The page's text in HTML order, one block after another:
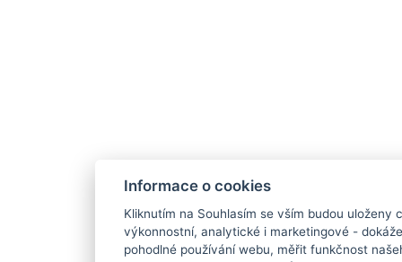
Informace o cookies
Kliknutím na Souhlasím se vším budou uloženy
výkonnostní, analytické i marketingové -
pohodlné používání webu, měřit funkčnost